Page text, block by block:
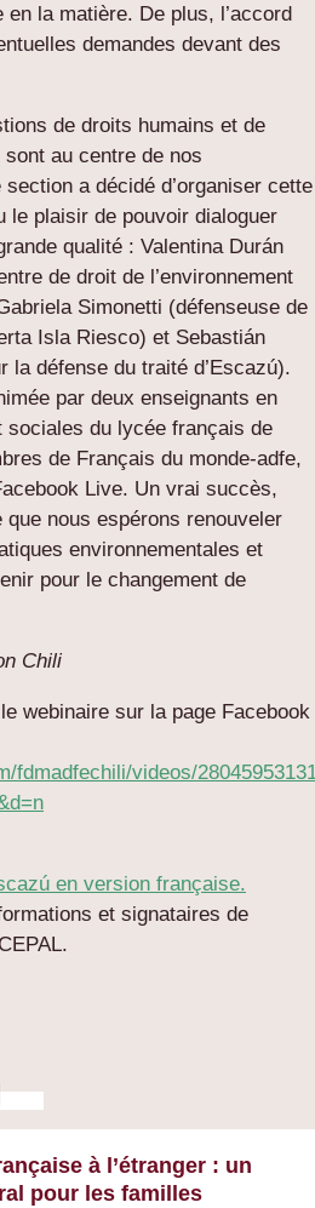
la matière. De plus, l’accord
demandes devant des
de droits humains et de
sont au centre de nos
a décidé d’organiser cette
le plaisir de pouvoir dialoguer
qualité : Valentina Durán
de droit de l’environnement
Simonetti (défenseuse de
Isla Riesco) et Sebastián
la défense du traité d’Escazú).
par deux enseignants en
du lycée français de
de Français du monde-adfe,
Live. Un vrai succès,
nous espérons renouveler
environnementales et
pour le changement de
Chili
webinaire sur la page Facebook
fdmadfechili/videos/
en version française.
et signataires de
à l’étranger : un
pour les familles